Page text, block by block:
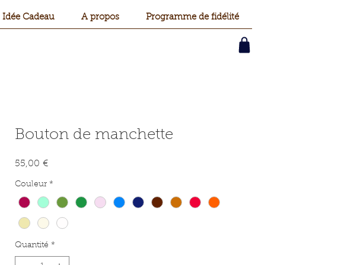
Idée Cadeau A propos Programme de fidélité
Bouton de manchette
55,00 €Prix
Couleur *
Quantité *